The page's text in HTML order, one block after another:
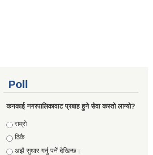
Poll
कनकाई नगरपालिकावाट प्रबाह हुने सेवा कस्तो लाग्यो?
Choices
राम्रो
ठिकै
अझै सुधार गर्नु पर्ने देखिन्छ।